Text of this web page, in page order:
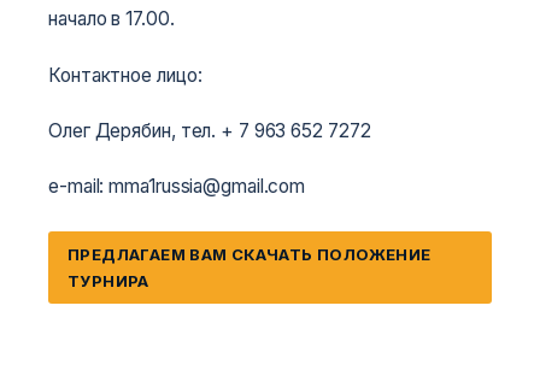
начало в 17.00.
Контактное лицо:
Олег Дерябин, тел. + 7 963 652 7272
e-mail: mma1russia@gmail.com
ПРЕДЛАГАЕМ ВАМ СКАЧАТЬ ПОЛОЖЕНИЕ
ТУРНИРА